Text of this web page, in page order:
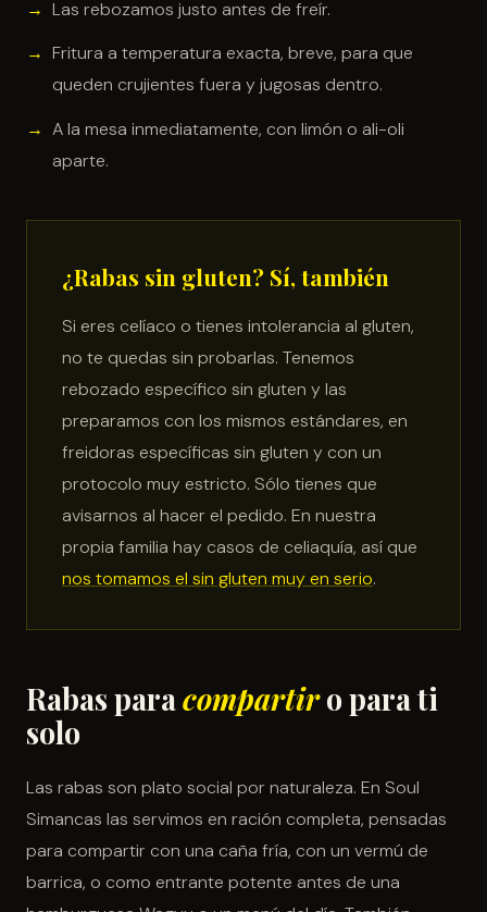
Las rebozamos justo antes de freír.
Fritura a temperatura exacta, breve, para que
queden crujientes fuera y jugosas dentro.
A la mesa inmediatamente, con limón o ali-oli
aparte.
¿Rabas sin gluten? Sí, también
Si eres celíaco o tienes intolerancia al gluten,
no te quedas sin probarlas. Tenemos
rebozado específico sin gluten y las
preparamos con los mismos estándares, en
freidoras específicas sin gluten y con un
protocolo muy estricto. Sólo tienes que
avisarnos al hacer el pedido. En nuestra
propia familia hay casos de celiaquía, así que
nos tomamos el sin gluten muy en serio.
Rabas paracompartiro para ti
solo
Las rabas son plato social por naturaleza. En Soul
Simancas las servimos en ración completa, pensadas
para compartir con una caña fría, con un vermú de
barrica, o como entrante potente antes de una